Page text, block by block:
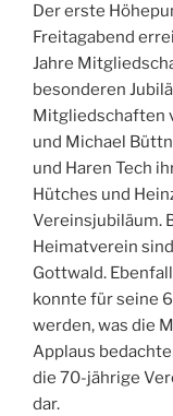
Der erste
Freitagabend
Jahre
besonderen
Mitgliedschaften
und Michael
und Haren Tech
Hütches und
Vereinsjubiläum.
Heimatverein
Gottwald.
konnte für seine
werden, was die
Applaus
die 70-jährige
dar.